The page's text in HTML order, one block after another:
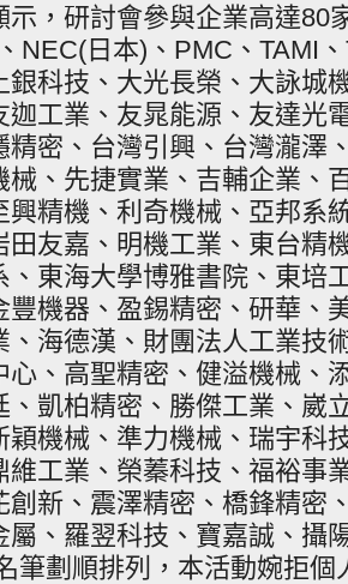
示，研討會參與企業高達80
NEC(日本)、PMC、TAMI
銀科技、大光長榮、大詠城
迦工業、友晁能源、友達光
精密、台灣引興、台灣瀧澤
械、先捷實業、吉輔企業、
興精機、利奇機械、亞邦系
田友嘉、明機工業、東台精
、東海大學博雅書院、東培
豐機器、盈錫精密、研華、
、海德漢、財團法人工業技
心、高聖精密、健溢機械、
、凱柏精密、勝傑工業、崴
穎機械、準力機械、瑞宇科
維工業、榮蓁科技、福裕事
創新、震澤精密、橋鋒精密
屬、羅翌科技、寶嘉誠、攝
筆劃順排列，本活動婉拒個